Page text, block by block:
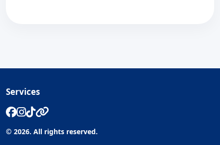
Services
© 2026. All rights reserved.